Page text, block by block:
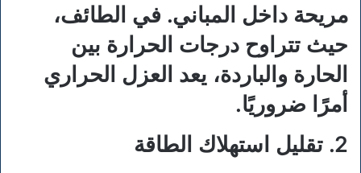
مريحة داخل المباني. في الطائف،
حيث تتراوح درجات الحرارة بين
الحارة والباردة، يعد العزل الحراري
أمرًا ضروريًا.
2. تقليل استهلاك الطاقة